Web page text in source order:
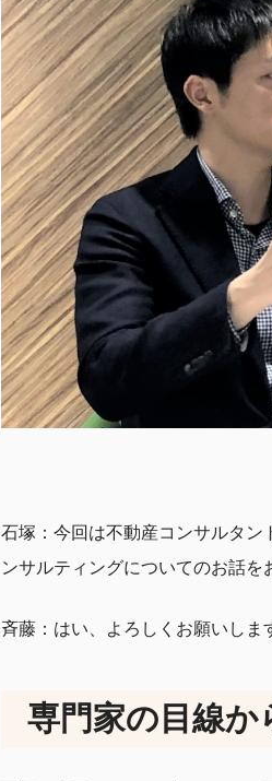
石塚：今回は不動産コンサルタン
ンサルティングについてのお話を
斉藤：はい、よろしくお願いしま
専門家の目線か